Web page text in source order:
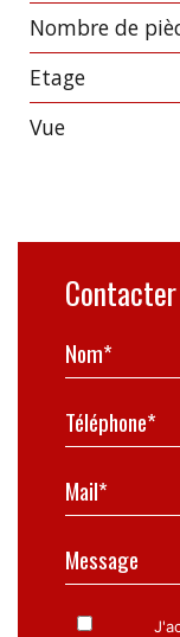
Nombre de
Etage
Vue
Nom*
Téléphone*
Mail*
Message